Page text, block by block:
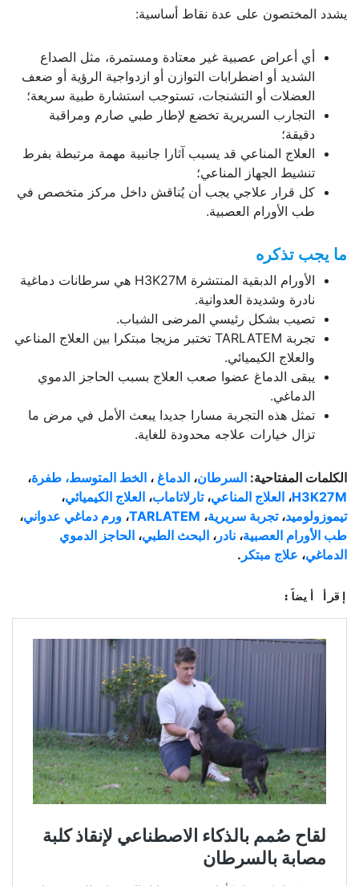
يشدد المختصون على عدة نقاط أساسية:
أي أعراض عصبية غير معتادة ومستمرة، مثل الصداع
الشديد أو اضطرابات التوازن أو ازدواجية الرؤية أو ضعف
العضلات أو التشنجات، تستوجب استشارة طبية سريعة؛
التجارب السريرية تخضع لإطار طبي صارم ومراقبة
دقيقة؛
العلاج المناعي قد يسبب آثارا جانبية مهمة مرتبطة بفرط
تنشيط الجهاز المناعي؛
كل قرار علاجي يجب أن يُناقش داخل مركز متخصص في
طب الأورام العصبية.
ما يجب تذكره
الأورام الدبقية المنتشرة H3K27M هي سرطانات دماغية
نادرة وشديدة العدوانية.
تصيب بشكل رئيسي المرضى الشباب.
تجربة TARLATEM تختبر مزيجا مبتكرا بين العلاج المناعي
والعلاج الكيميائي.
يبقى الدماغ عضوا صعب العلاج بسبب الحاجز الدموي
الدماغي.
تمثل هذه التجربة مسارا جديدا يبعث الأمل في مرض ما
تزال خيارات علاجه محدودة للغاية.
الكلمات المفتاحية: السرطان، الدماغ ، الخط المتوسط، طفرة،
H3K27M، العلاج المناعي،تارلاتاماب، العلاج الكيميائي،
تيموزولوميد،تجربة سريرية، TARLATEM، ورم دماغي عدواني،
طب الأورام العصبية، نادر ، البحث الطبي، الحاجز الدموي
الدماغي، علاج مبتكر .
إقرأ أيضاً: